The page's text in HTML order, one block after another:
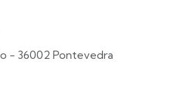
- 36002 Pontevedra